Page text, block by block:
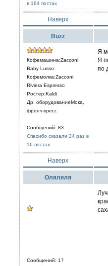
в 184 постах
Наверх
Buzz
Кофемашина:Zacconi
Baby Lusso
Кофемолка:Zacconi
Riviera Espresso
Ростер:Kaldi
Др. оборудованиеМока,
френч-пресс
Сообщений: 83
Спасибо сказали 24 раз в
16 постах
Я
Я
по
Наверх
Оляляля
Сообщений: 17